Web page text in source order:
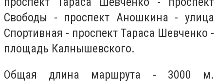
Свободы - проспект Аношкина - улица
Спортивная - проспект Тараса Шевченко -
площадь Калнышевского.
Общая длина маршрута - 3000 м.